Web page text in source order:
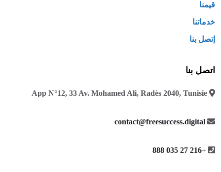
قيمنا
خدماتنا
إتصل بنا
اتصل بنا
contact@freesuccess.digital
+216 27 035 888